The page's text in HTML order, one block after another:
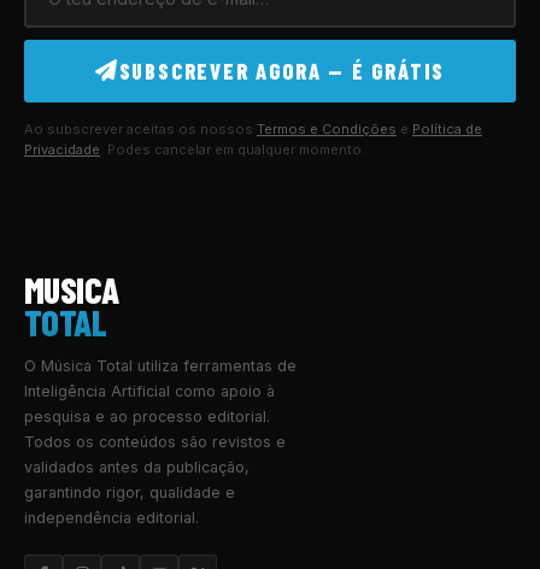
SUBSCREVER AGORA — É GRÁTIS
Ao subscrever aceitas os nossos Termos e Condições e Política de
Privacidade. Podes cancelar em qualquer momento.
MUSICA
TOTAL
O Música Total utiliza ferramentas de
Inteligência Artificial como apoio à
pesquisa e ao processo editorial.
Todos os conteúdos são revistos e
validados antes da publicação,
garantindo rigor, qualidade e
independência editorial.